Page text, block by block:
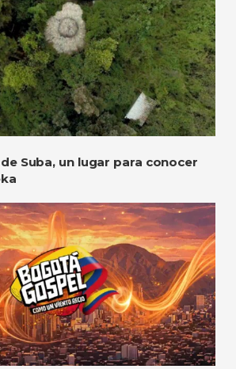
Suba, un lugar para conocer